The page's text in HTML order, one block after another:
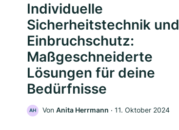
Individuelle
Sicherheitstechnik und
Einbruchschutz:
Maßgeschneiderte
Lösungen für deine
Bedürfnisse
AH Von Anita Herrmann ‧ 11. Oktober 2024